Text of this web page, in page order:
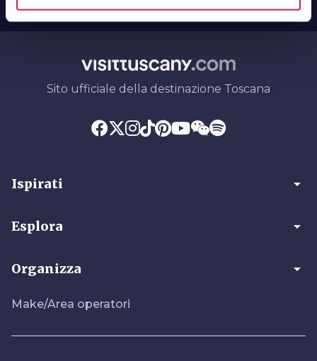
Sito ufficiale della destinazione Toscana
Ispirati arrow_drop_down
Esplora arrow_drop_down
Organizza arrow_drop_down
Make/Area operatori